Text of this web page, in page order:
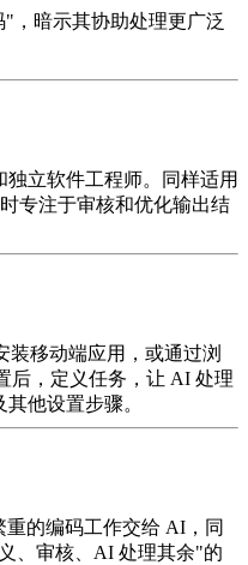
，暗示其协助处理更广泛
立软件工程师。同样适用
专注于审核和优化输出结
装移动端应用，或通过浏
后，定义任务，让 AI 处理
他设置步骤。
的编码工作交给 AI，同
、审核、AI 处理其余"的